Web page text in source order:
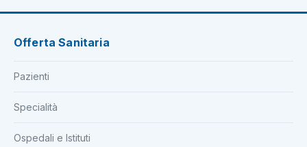
Offerta Sanitaria
Pazienti
Specialità
Ospedali e Istituti